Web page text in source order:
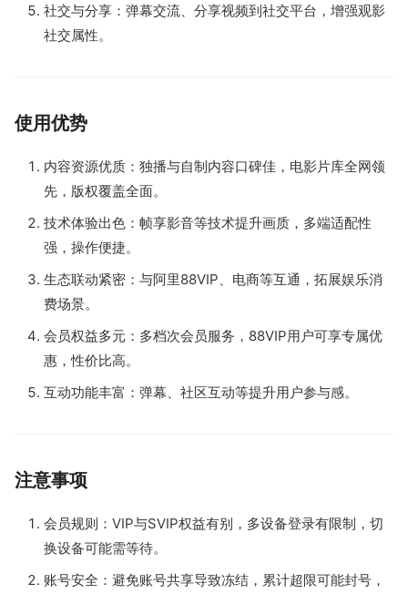
社交与分享：弹幕交流、分享视频到社交平台，增强观影
社交属性。
使用优势
内容资源优质：独播与自制内容口碑佳，电影片库全网领
先，版权覆盖全面。
技术体验出色：帧享影音等技术提升画质，多端适配性
强，操作便捷。
生态联动紧密：与阿里88VIP、电商等互通，拓展娱乐消
费场景。
会员权益多元：多档次会员服务，88VIP用户可享专属优
惠，性价比高。
互动功能丰富：弹幕、社区互动等提升用户参与感。
注意事项
会员规则：VIP与SVIP权益有别，多设备登录有限制，切
换设备可能需等待。
账号安全：避免账号共享导致冻结，累计超限可能封号，